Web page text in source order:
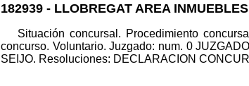
182939 - LLOBREGAT AREA
Situación concursal. Procedimiento
concurso. Voluntario. Juzgado: num. 0
SEIJO. Resoluciones: DECLARACION